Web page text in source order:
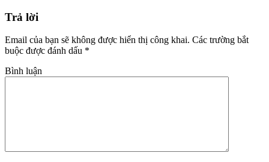
Trả lời
Email của bạn sẽ không được hiển thị công khai. Các trường bắt
buộc được đánh dấu *
Bình luận